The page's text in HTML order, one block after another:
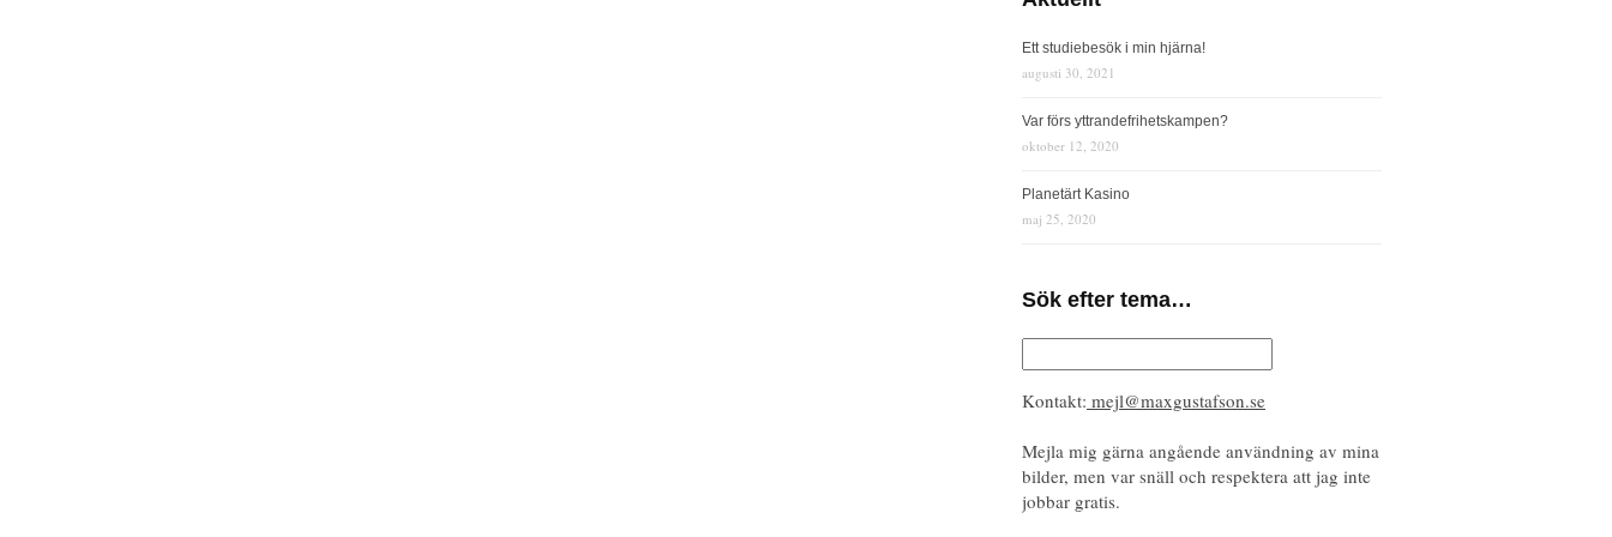
Ett studiebesök i min hjärna!
augusti 30, 2021
Var förs yttrandefrihetskampen?
oktober 12, 2020
Planetärt Kasino
maj 25, 2020
Sök efter tema…
Kontakt: mejl@maxgustafson.se
Mejla mig gärna angående användning av mina
bilder, men var snäll och respektera att jag inte
jobbar gratis.